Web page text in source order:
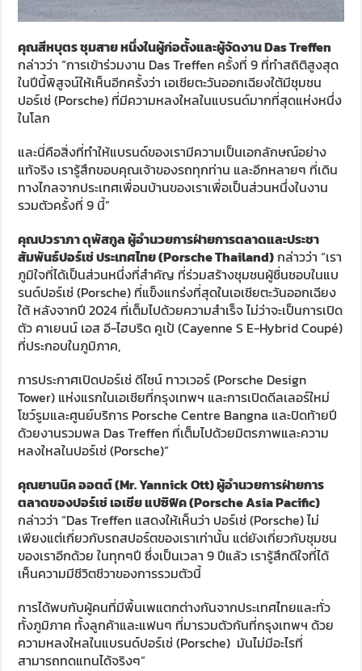
คุณสีหบุตร ชุมสาย หนึ่งในผู้ก่อตั้งและผู้จัดงาน Das Treffen
กล่าวว่า “การเข้าร่วมงาน Das Treffen ครั้งที่ 9 ที่ทำสถิติสูงสุด
ในปีนี้พิสูจน์ให้เห็นอีกครั้งว่า เอเชียตะวันออกเฉียงใต้มีชุมชน
ปอร์เช่ (Porsche) ที่มีความหลงใหลในแบรนด์มากที่สุดแห่งหนึ่ง
ในโลก
และนี่คือสิ่งที่ทำให้แบรนด์ของเรามีความเป็นเอกลักษณ์อย่าง
แท้จริง เรารู้สึกขอบคุณเจ้าของรถทุกท่าน และอีกหลายๆ ที่เดิน
ทางไกลจากประเทศเพื่อนบ้านของเราเพื่อเป็นส่วนหนึ่งในงาน
รวมตัวครั้งที่ 9 นี้”
คุณปวราภา ดุพัสกูล ผู้อำนวยการฝ่ายการตลาดและประชา
สัมพันธ์ปอร์เช่ ประเทศไทย (Porsche Thailand)กล่าวว่า “เรา
ภูมิใจที่ได้เป็นส่วนหนึ่งที่สำคัญ ที่ร่วมสร้างชุมชนผู้ชื่นชอบในแบ
รนด์ปอร์เช่ (Porsche) ที่แข็งแกร่งที่สุดในเอเชียตะวันออกเฉียง
ใต้ หลังจากปี 2024 ที่เต็มไปด้วยความสำเร็จ ไม่ว่าจะเป็นการเปิด
ตัว คาเยนน์ เอส อี-ไฮบริด คูเป้ (Cayenne S E-Hybrid Coupé)
ที่ประกอบในภูมิภาค,
การประกาศเปิดปอร์เช่ ดีไซน์ ทาวเวอร์ (Porsche Design
Tower) แห่งแรกในเอเชียที่กรุงเทพฯ และการเปิดดีลเลอร์ใหม่
โชว์รูมและศูนย์บริการ Porsche Centre Bangna และปิดท้ายปี
ด้วยงานรวมพล Das Treffen ที่เต็มไปด้วยมิตรภาพและความ
หลงใหลในปอร์เช่ (Porsche)”
คุณยานนิค ออตต์ (Mr. Yannick Ott) ผู้อำนวยการฝ่ายการ
ตลาดของปอร์เช่ เอเชีย แปซิฟิค (Porsche Asia Pacific)
กล่าวว่า “Das Treffen แสดงให้เห็นว่า ปอร์เช่ (Porsche) ไม่
เพียงแต่เกี่ยวกับรถสปอร์ตของเราเท่านั้น แต่ยังเกี่ยวกับชุมชน
ของเราอีกด้วย ในทุกๆปี ซึ่งเป็นเวลา 9 ปีแล้ว เรารู้สึกดีใจที่ได้
เห็นความมีชีวิตชีวาของการรวมตัวนี้
การได้พบกับผู้คนที่มีพื้นเพแตกต่างกันจากประเทศไทยและทั่ว
ทั้งภูมิภาค ทั้งลูกค้าและแฟนๆ ที่มารวมตัวกันที่กรุงเทพฯ ด้วย
ความหลงใหลในแบรนด์ปอร์เช่ (Porsche) มันไม่มีอะไรที่
สามารถทดแทนได้จริงๆ”